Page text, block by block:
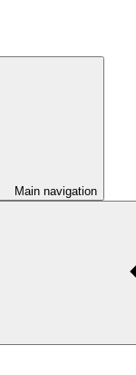
Main navigation